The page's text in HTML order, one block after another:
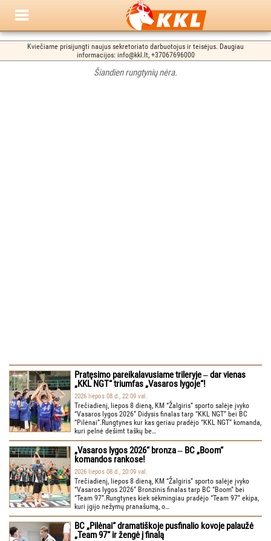
Kviečiame prisijungti naujus sekretoriato darbuotojus ir teisėjus. Daugiau
informacijos: info@kkl.lt, +37067696000
Šiandien rungtynių nėra.
Pratęsimo pareikalavusiame trileryje ‒ dar vienas
„KKL NGT“ triumfas „Vasaros lygoje“!
2026 liepos 08 d., 22:09 val.
Trečiadienį, liepos 8 dieną, KM “Žalgiris” sporto salėje įvyko
“Vasaros lygos 2026” Didysis finalas tarp “KKL NGT” bei BC
“Pilėnai”.Rungtynes kur kas geriau pradėjo “KKL NGT” komanda,
kuri pelnė dešimt taškų be…
„Vasaros lygos 2026“ bronza ‒ BC „Boom“
komandos rankose!
2026 liepos 08 d., 20:09 val.
Trečiadienį, liepos 8 dieną, KM “Žalgiris” sporto salėje įvyko
“Vasaros lygos 2026” Bronzinis finalas tarp BC “Boom” bei
“Team 97”.Rungtynes kiek sėkmingiau pradėjo “Team 97” ekipa,
kuri įgijo nežymų pranašumą, o…
BC „Pilėnai“ dramatiškoje pusfinalio kovoje palaužė
„Team 97“ ir žengė į finalą